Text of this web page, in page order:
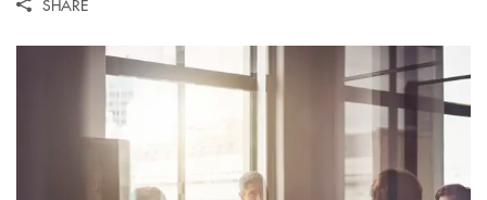
SHARE